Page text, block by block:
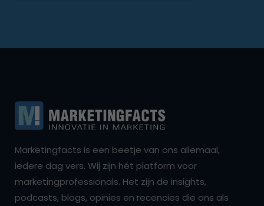
Marketingfacts is een beetje van ons allemaal,
iedere dag vers. Wij zijn hét platform voor
marketingprofessionals. Het zijn de insights,
podcasts, blogs, opinies en recencies die ons als